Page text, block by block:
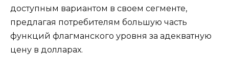
доступным вариантом в своем сегменте,
предлагая потребителям большую часть
функций флагманского уровня за адекватную
цену в долларах.